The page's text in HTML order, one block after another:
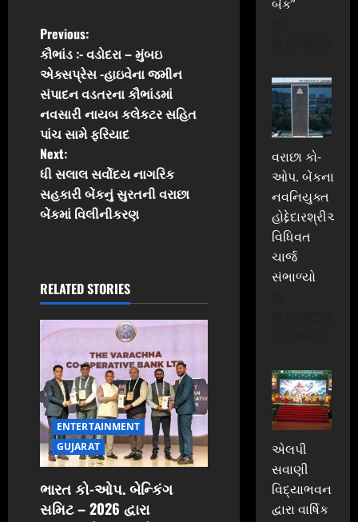
P
o
s
t
n
a
i
g
a
t
i
o
n
Previous:
કૌભાંડ :- વડોદરા – મુંબઇ
એક્સપ્રેસ -હાઇવેના જમીન
સંપાદન વડતરના કૌભાંડમાં
નવસારી નાયબ કલેકટર સહિત
પાંચ સામે ફરિયાદ
Next:
ધી સલાલ સર્વોદય નાગરિક
સહકારી બેંકનું સુરતની વરાછા
બેંકમાં વિલીનીકરણ
RELATED STORIES
ENTERTAINMENT
GUJARAT
ભારત કો-ઓપ. બેન્કિંગ
સમિટ – 2026 દ્વારા
બેંક”
વરાછા કો-
ઓપ. બેંકના
નવનિયુક્ત
હોદ્દેદારશ્રીઓએ
વિધિવત
ચાર્જ
સંભાળ્યો
એલપી
સવાણી
વિદ્યાભવન
દ્વારા વાર્ષિક